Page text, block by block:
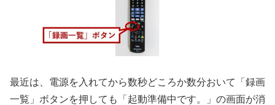
最近は、電源を入れてから数秒どころか数分おいて「録画
一覧」ボタンを押しても「起動準備中です。」の画面が消